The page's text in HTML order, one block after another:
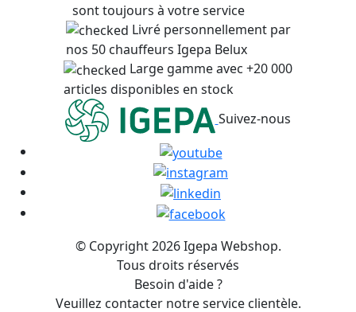
sont toujours à votre service
Livré personnellement par
nos 50 chauffeurs Igepa Belux
Large gamme avec +20 000
articles disponibles en stock
Suivez-nous
© Copyright 2026 Igepa Webshop.
Tous droits réservés
Besoin d'aide ?
Veuillez contacter notre service clientèle.